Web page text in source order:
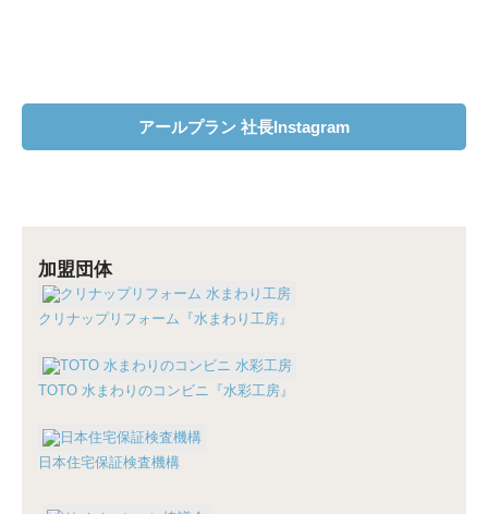
アールプラン 社長Instagram
加盟団体
クリナップリフォーム『水まわり工房』
TOTO 水まわりのコンビニ『水彩工房』
日本住宅保証検査機構